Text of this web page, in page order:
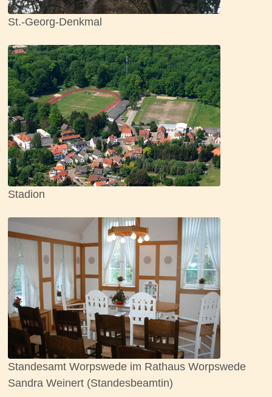
St.-Georg-Denkmal
Stadion
Standesamt Worpswede im Rathaus Worpswede
Sandra Weinert (Standesbeamtin)